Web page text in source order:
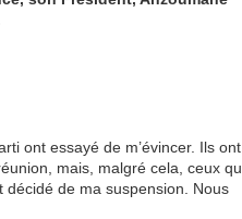
ont essayé de m’évincer. Ils ont
mais, malgré cela, ceux
décidé de ma suspension. Nous